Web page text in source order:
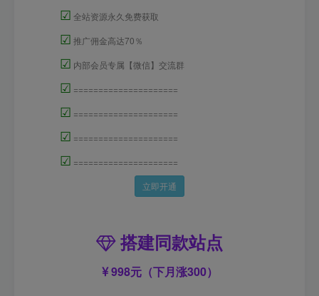
☑ 全站资源永久免费获取
☑ 推广佣金高达70％
☑ 内部会员专属【微信】交流群
☑ =====================
☑ =====================
☑ =====================
☑ =====================
立即开通
搭建同款站点
998元（下月涨300）